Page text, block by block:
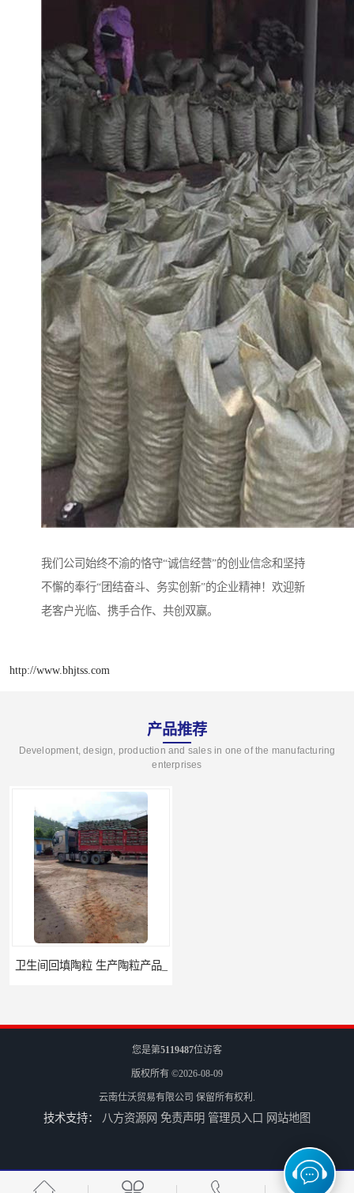
我们公司始终不渝的恪守“诚信经营”的创业信念和坚持
不懈的奉行“团结奋斗、务实创新”的企业精神！欢迎新
老客户光临、携手合作、共创双赢。
http://www.bhjtss.com
产品推荐
Development, design, production and sales in one of the manufacturing
enterprises
卫生间回填陶粒 生产陶粒产品_
自贡小陶粒陶粒
您是第5119487位访客
版权所有 ©2026-08-09
云南仕沃贸易有限公司 保留所有权利.
技术支持： 八方资源网 免责声明 管理员入口 网站地图